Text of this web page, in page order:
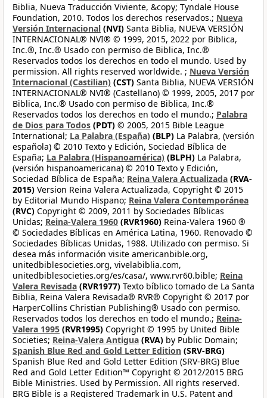
Biblia, Nueva Traducción Viviente, &copy; Tyndale House
Foundation, 2010. Todos los derechos reservados.; Nueva
Versión Internacional (NVI) Santa Biblia, NUEVA VERSIÓN
INTERNACIONAL® NVI® © 1999, 2015, 2022 por Biblica,
Inc.®, Inc.® Usado con permiso de Biblica, Inc.®
Reservados todos los derechos en todo el mundo. Used by
permission. All rights reserved worldwide. ; Nueva Versión
Internacional (Castilian) (CST) Santa Biblia, NUEVA VERSIÓN
INTERNACIONAL® NVI® (Castellano) © 1999, 2005, 2017 por
Biblica, Inc.® Usado con permiso de Biblica, Inc.®
Reservados todos los derechos en todo el mundo.; Palabra
de Dios para Todos (PDT) © 2005, 2015 Bible League
International; La Palabra (España) (BLP) La Palabra, (versión
española) © 2010 Texto y Edición, Sociedad Bíblica de
España; La Palabra (Hispanoamérica) (BLPH) La Palabra,
(versión hispanoamericana) © 2010 Texto y Edición,
Sociedad Bíblica de España; Reina Valera Actualizada (RVA-
2015) Version Reina Valera Actualizada, Copyright © 2015
by Editorial Mundo Hispano; Reina Valera Contemporánea
(RVC) Copyright © 2009, 2011 by Sociedades Bíblicas
Unidas; Reina-Valera 1960 (RVR1960) Reina-Valera 1960 ®
© Sociedades Bíblicas en América Latina, 1960. Renovado ©
Sociedades Bíblicas Unidas, 1988. Utilizado con permiso. Si
desea más información visite americanbible.org,
unitedbiblesocieties.org, vivelabiblia.com,
unitedbiblesocieties.org/es/casa/, www.rvr60.bible; Reina
Valera Revisada (RVR1977) Texto bíblico tomado de La Santa
Biblia, Reina Valera Revisada® RVR® Copyright © 2017 por
HarperCollins Christian Publishing® Usado con permiso.
Reservados todos los derechos en todo el mundo.; Reina-
Valera 1995 (RVR1995) Copyright © 1995 by United Bible
Societies; Reina-Valera Antigua (RVA) by Public Domain;
Spanish Blue Red and Gold Letter Edition (SRV-BRG)
Spanish Blue Red and Gold Letter Edition (SRV-BRG) Blue
Red and Gold Letter Edition™ Copyright © 2012/2015 BRG
Bible Ministries. Used by Permission. All rights reserved.
BRG Bible is a Registered Trademark in U.S. Patent and